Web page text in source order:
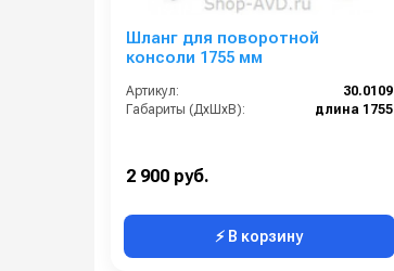
Шланг для поворотной
консоли 1755 мм
Артикул:
30.0109
Габариты (ДхШхВ):
длина 1755
2 900 руб.
⚡ В корзину